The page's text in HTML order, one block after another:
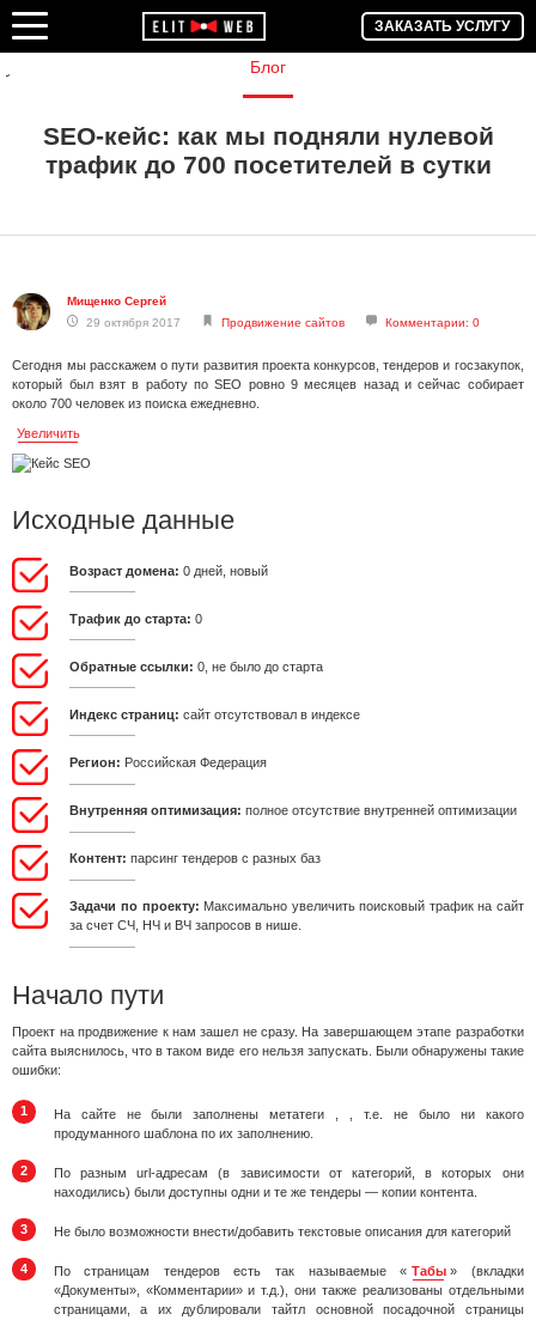
ЗАКАЗАТЬ УСЛУГУ
Блог
SEO-кейс: как мы подняли нулевой
трафик до 700 посетителей в сутки
Мищенко Сергей
29 октября 2017
Продвижение сайтов Комментарии: 0
Сегодня мы расскажем о пути развития проекта конкурсов, тендеров и госзакупок,
который был взят в работу по SEO ровно 9 месяцев назад и сейчас собирает
около 700 человек из поиска ежедневно.
Увеличить
Исходные данные
Возраст домена: 0 дней, новый
Трафик до старта: 0
Обратные ссылки: 0, не было до старта
Индекс страниц: сайт отсутствовал в индексе
Регион: Российская Федерация
Внутренняя оптимизация: полное отсутствие внутренней оптимизации
Контент: парсинг тендеров с разных баз
Задачи по проекту: Максимально увеличить поисковый трафик на сайт
за счет СЧ, НЧ и ВЧ запросов в нише.
Начало пути
Проект на продвижение к нам зашел не сразу. На завершающем этапе разработки
сайта выяснилось, что в таком виде его нельзя запускать. Были обнаружены такие
ошибки:
На сайте не были заполнены метатеги ,
, т.е. не было ни какого
продуманного шаблона по их заполнению.
По разным url-адресам (в зависимости от категорий, в которых они
находились) были доступны одни и те же тендеры — копии контента.
Не было возможности внести/добавить текстовые описания для категорий
По страницам тендеров есть так называемые « Табы » (вкладки
«Документы», «Комментарии» и т.д.), они также реализованы отдельными
страницами, а их дублировали тайтл основной посадочной страницы